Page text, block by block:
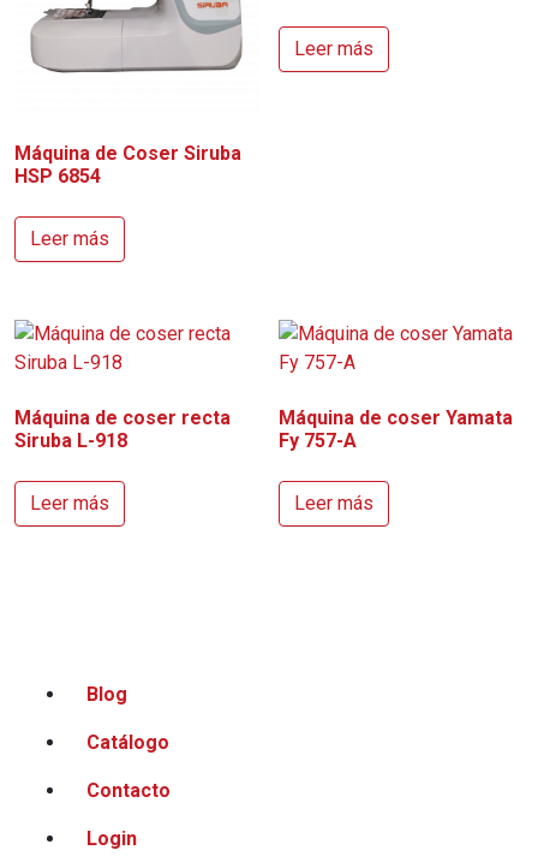
Máquina de Coser Siruba
HSP 6854
Leer más
Leer más
Máquina de coser recta
Siruba L-918
Leer más
Máquina de coser Yamata
Fy 757-A
Leer más
Blog
Catálogo
Contacto
Login